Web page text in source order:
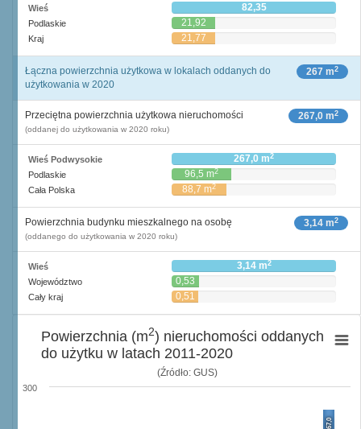
Wieś 82,35
Podlaskie 21,92
Kraj 21,77
267 m2
Łączna powierzchnia użytkowa w lokalach oddanych do
użytkowania w 2020
267,0 m2
Przeciętna powierzchnia użytkowa nieruchomości
(oddanej do użytkowania w 2020 roku)
Wieś Podwysokie 267,0 m2
Podlaskie 96,5 m2
Cała Polska 88,7 m2
3,14 m2
Powierzchnia budynku mieszkalnego na osobę
(oddanego do użytkowania w 2020 roku)
Wieś 3,14 m2
Województwo
0,53
m2
Cały kraj
0,51
(Źródło: GUS)
267,0
300
Powierzchnia (m2) nieruchomości oddanych
do użytku w latach 2011-2020